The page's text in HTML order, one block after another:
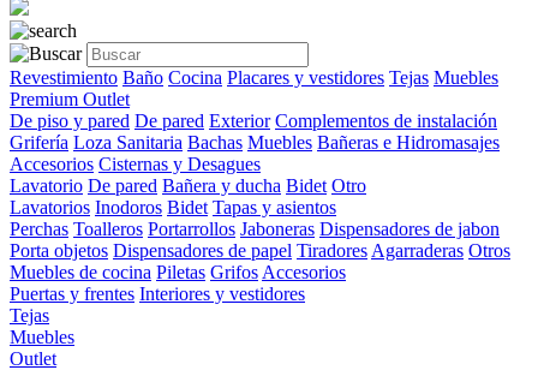
Revestimiento Baño Cocina Placares y vestidores Tejas Muebles
Premium Outlet
De piso y pared De pared Exterior Complementos de instalación
Grifería Loza Sanitaria Bachas Muebles Bañeras e Hidromasajes
Accesorios Cisternas y Desagues
Lavatorio De pared Bañera y ducha Bidet Otro
Lavatorios Inodoros Bidet Tapas y asientos
Perchas Toalleros Portarrollos Jaboneras Dispensadores de jabon
Porta objetos Dispensadores de papel Tiradores Agarraderas Otros
Muebles de cocina Piletas Grifos Accesorios
Puertas y frentes Interiores y vestidores
Tejas
Muebles
Outlet